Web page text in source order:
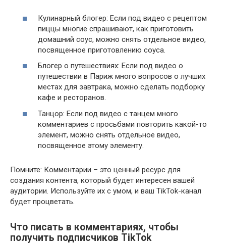
Кулинарный блогер: Если под видео с рецептом
пиццы многие спрашивают, как приготовить
домашний соус, можно снять отдельное видео,
посвященное приготовлению соуса.
Блогер о путешествиях: Если под видео о
путешествии в Париж много вопросов о лучших
местах для завтрака, можно сделать подборку
кафе и ресторанов.
Танцор: Если под видео с танцем много
комментариев с просьбами повторить какой-то
элемент, можно снять отдельное видео,
посвященное этому элементу.
Помните: Комментарии – это ценный ресурс для
создания контента, который будет интересен вашей
аудитории. Используйте их с умом, и ваш TikTok-канал
будет процветать.
Что писать в комментариях, чтобы
получить подписчиков TikTok